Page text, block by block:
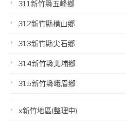
311新竹縣五峰鄉
312新竹縣橫山鄉
313新竹縣尖石鄉
314新竹縣北埔鄉
315新竹縣峨眉鄉
x新竹地區(整理中)